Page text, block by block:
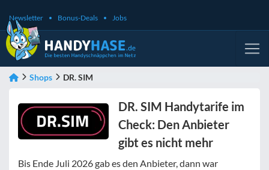
Newsletter Bonus-Deals Jobs
Shops DR. SIM
DR. SIM Handytarife im
Check: Den Anbieter
gibt es nicht mehr
Bis Ende Juli 2026 gab es den Anbieter, dann war